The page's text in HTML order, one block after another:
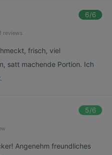
6/6
reviews
frisch, viel
satt machende Portion. Ich
5/6
Angenehm freundliches